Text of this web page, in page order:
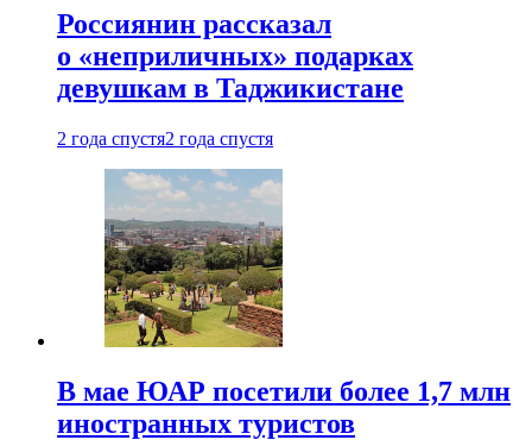
Россиянин рассказал
о «неприличных» подарках
девушкам в Таджикистане
2 года спустя2 года спустя
В мае ЮАР посетили более 1,7 млн
иностранных туристов